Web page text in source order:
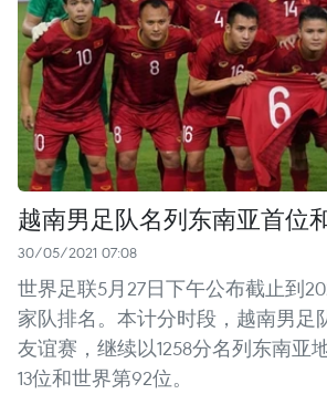
越南男足队名列东南亚首位
30/05/2021 07:08
世界足联5月27日下午公布截止到
家队排名。本计分时段，越南男足
友谊赛，继续以1258分名列东南亚
13位和世界第92位。